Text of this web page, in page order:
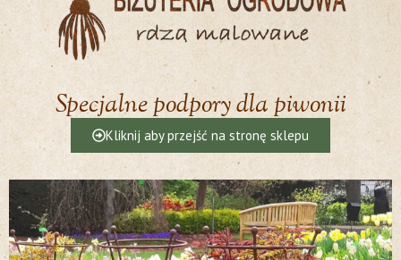
Specjalne podpory dla piwonii
Kliknij aby przejść na stronę sklepu